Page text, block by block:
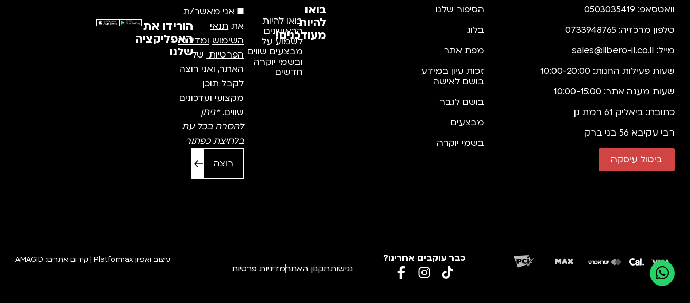
וואטסאפ: 0503035419
טלפון מרכזיה: 0733948765
מייל: sales@libero-il.co.il
שעות פעילות החנות: 10:00-20:00
שעות מענה אתר: 10:00-15:00
כתובת: ביאליק 61 רמת גן
רבי עקיבא 56 בני ברק
ביטול עיסקה
הסיפור שלנו
בלוג
מפת אתר
זכות עיון במידע
בושם לאישה
בושם לגבר
מבצעים
בשמי יוקרה
בואו
להיות
מעודכנים!
בואו להיות
הראשונים
לשמוע על
מבצעים שווים
ובשמי יוקרה
חדשים
אני מאשר/ת
אתתנאי
השימוש ומדיניות
הפרטיות של
האתר, ואני רוצה
לקבל תוכן
מקצועי ועדכונים
שווים.*ניתן
להסרה בכל עת
בלחיצת כפתור
הורידו את
האפליקציה
שלנו
כבר עוקבים אחרינו?
נגישותתקנון האתרמדיניות פרטיות
עיצוב ואפיוןPlatformax | קידום אתרים: AMAGID